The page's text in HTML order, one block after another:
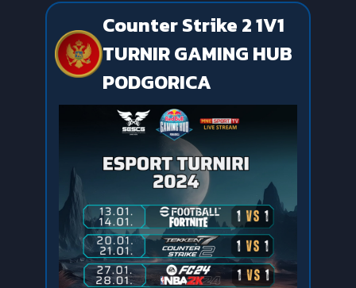
Counter Strike 2 1V1
TURNIR GAMING HUB
PODGORICA